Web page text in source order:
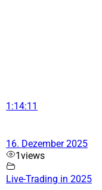
1:14:11
16. Dezember 2025
1views
Live-Trading in 2025